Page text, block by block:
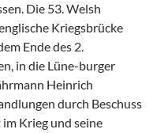
Die 53. Welsh
Kriegsbrücke
Ende des 2.
in die Lüne-burger
Heinrich
durch Beschuss
im Krieg und seine